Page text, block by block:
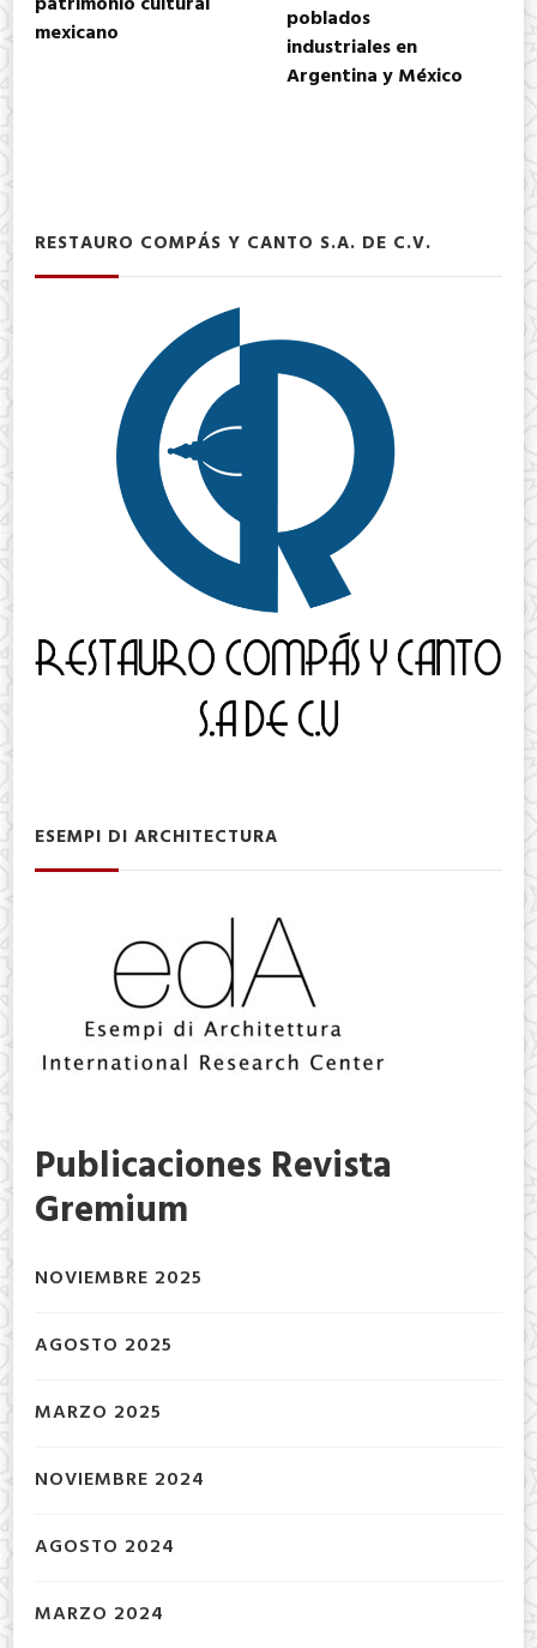
mexicano
poblados
industriales en
Argentina y México
RESTAURO COMPÁS Y CANTO S.A. DE C.V.
ESEMPI DI ARCHITECTURA
Publicaciones Revista
Gremium
NOVIEMBRE 2025
AGOSTO 2025
MARZO 2025
NOVIEMBRE 2024
AGOSTO 2024
MARZO 2024